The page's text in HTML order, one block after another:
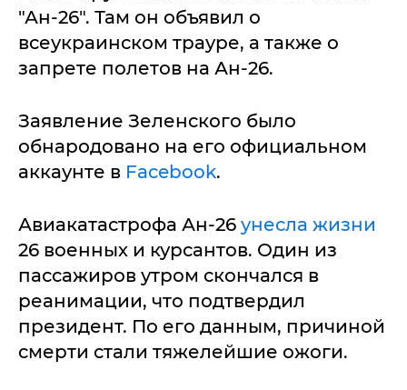
"Ан-26". Там он объявил о
всеукраинском трауре, а также о
запрете полетов на Ан-26.
Заявление Зеленского было
обнародовано на его официальном
аккаунте в Facebook.
Авиакатастрофа Ан-26 унесла жизни
26 военных и курсантов. Один из
пассажиров утром скончался в
реанимации, что подтвердил
президент. По его данным, причиной
смерти стали тяжелейшие ожоги.